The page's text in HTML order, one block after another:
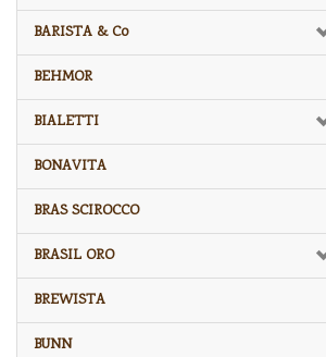
BARISTA & Co
BEHMOR
BIALETTI
BONAVITA
BRAS SCIROCCO
BRASIL ORO
BREWISTA
BUNN